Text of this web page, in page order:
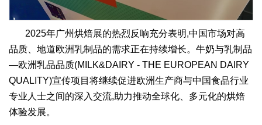
2025年广州烘焙展的热烈反响充分表明,中国市场对高
品质、地道欧洲乳制品的需求正在持续增长。牛奶与乳制品
—欧洲乳品品质(MILK&DAIRY - THE EUROPEAN DAIRY
QUALITY)宣传项目将继续促进欧洲生产商与中国食品行业
专业人士之间的深入交流,助力推动全球化、多元化的烘焙
体验发展。